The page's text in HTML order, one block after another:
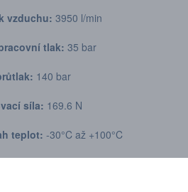
vzduchu: 3950 l/min
tlak: 35 bar
140 bar
síla: 169.6 N
teplot: -30°C až +100°C